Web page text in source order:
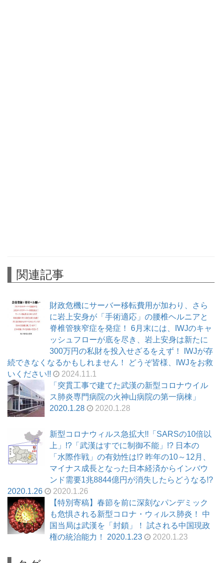
関連記事
財政危機にサーバー移転費用が加わり、さら
に岩上安身が「手術適応」の腰椎ヘルニアと
脊椎管狭窄症を発症！ 6月末には、IWJのキャ
ッシュフローが底を尽き、岩上安身は新たに
300万円の私財を投入せざるをえず！ IWJが存
続できなくなるかもしれません！ どうぞ皆様、IWJをお救
いください!!
2024.11.1
「突貫工事で建てた武漢の新型コロナウイル
ス肺炎専門病院の火神山病院の第一病棟」
2020.1.28
2020.1.28
新型コロナウィルス急拡大!!「SARSの10倍以
上」!?「武漢はすでに制御不能」!? 日本の
「水際作戦」の有効性は!? 昨年の10～12月、
マイナス成長となった日本経済からインバウ
ンド需要1兆8844億円が消失したらどうなる!?
2020.1.26
2020.1.26
【特別寄稿】春節を前に深刻なパンデミック
も危惧される新型コロナ・ウィルス肺炎！ 中
国当局は武漢を「封鎖」！ 試される中国現政
権の統治能力！ 2020.1.23
2020.1.23